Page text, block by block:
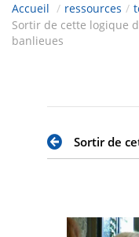
Accueil / ressources /
Sortir de cette logique
banlieues